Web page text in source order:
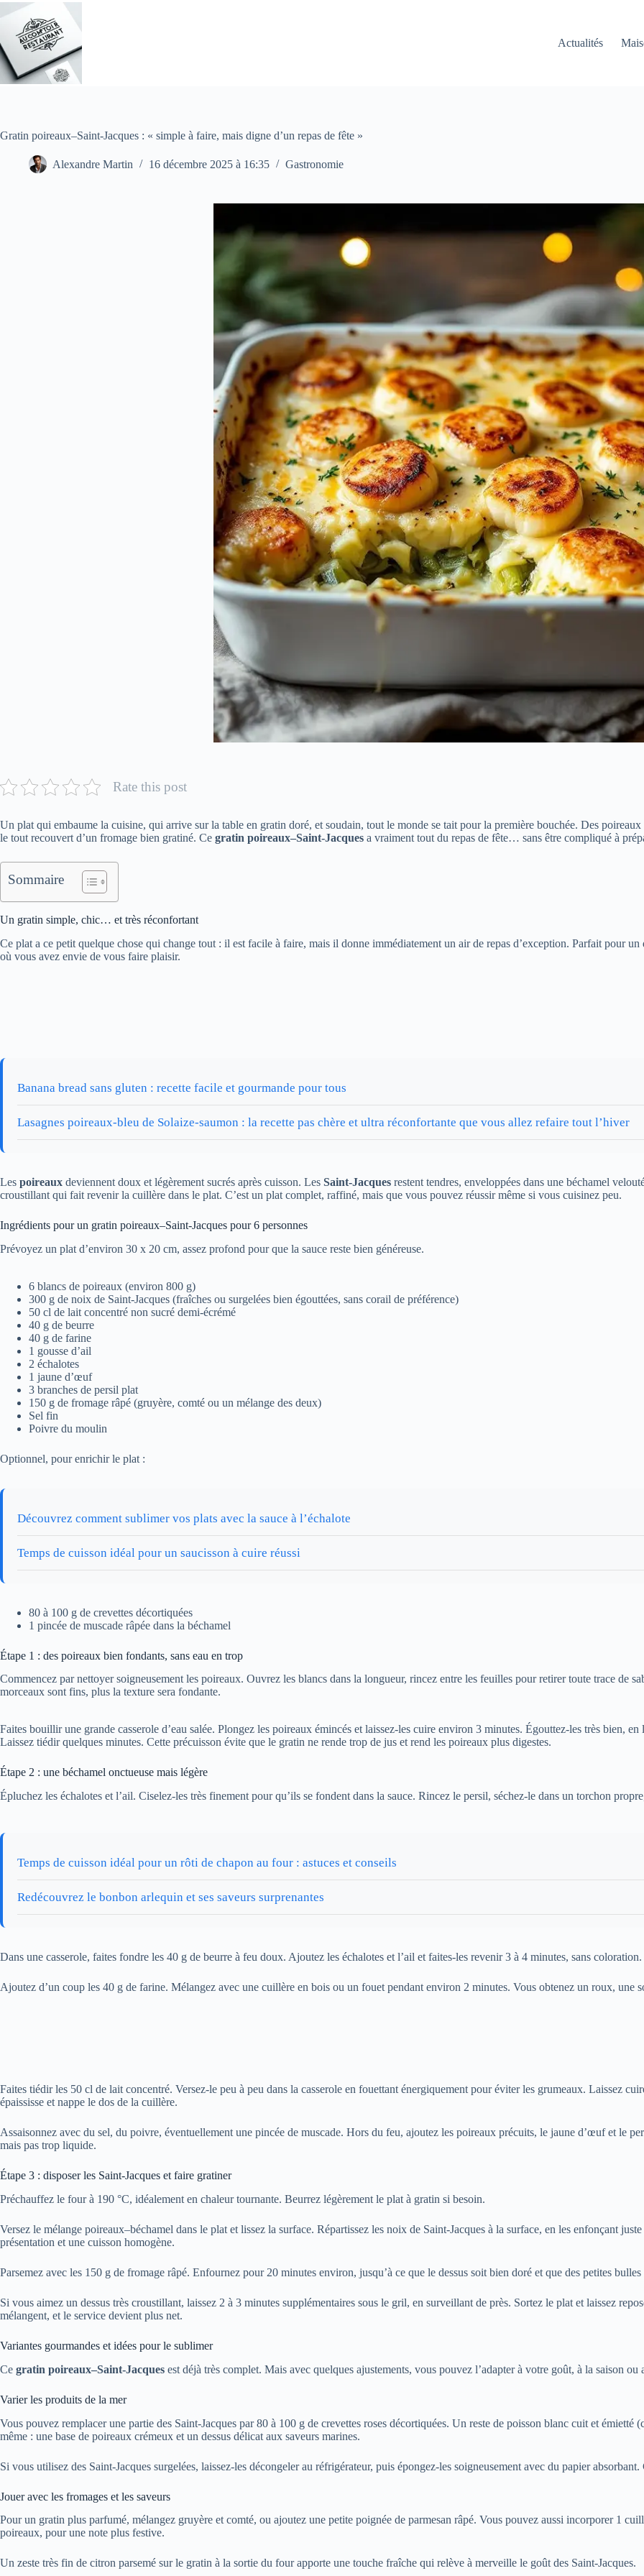
Passer
contenu
Actualités
Gratin poireaux–Saint-Jacques : « simple à faire, mais digne d’un repas de fête »
Alexandre Martin 16 décembre 2025 à 16:35 Gastronomie
Rate this post
Un plat qui embaume la cuisine, qui arrive sur la table en gratin doré, et soudain, tout le monde se tait pour la première bouchée. Des
le tout recouvert d’un fromage bien gratiné. Ce gratin poireaux–Saint-Jacques a vraiment tout du repas de fête… sans être compliqué à
Sommaire
Un gratin simple, chic… et très réconfortant
Ce plat a ce petit quelque chose qui change tout : il est facile à faire, mais il donne immédiatement un air de repas d’exception. Parfait pour
où vous avez envie de vous faire plaisir.
Banana bread sans gluten : recette facile et gourmande pour tous
Lasagnes poireaux-bleu de Solaize-saumon : la recette pas chère et ultra réconfortante que vous allez refaire tout l’hiver
Les poireaux deviennent doux et légèrement sucrés après cuisson. Les Saint-Jacques restent tendres, enveloppées dans une béchamel
croustillant qui fait revenir la cuillère dans le plat. C’est un plat complet, raffiné, mais que vous pouvez réussir même si vous cuisinez peu.
Ingrédients pour un gratin poireaux–Saint-Jacques pour 6 personnes
Prévoyez un plat d’environ 30 x 20 cm, assez profond pour que la sauce reste bien généreuse.
6 blancs de poireaux (environ 800 g)
300 g de noix de Saint-Jacques (fraîches ou surgelées bien égouttées, sans corail de préférence)
50 cl de lait concentré non sucré demi-écrémé
40 g de beurre
40 g de farine
1 gousse d’ail
2 échalotes
1 jaune d’œuf
3 branches de persil plat
150 g de fromage râpé (gruyère, comté ou un mélange des deux)
Sel fin
Poivre du moulin
Optionnel, pour enrichir le plat :
Découvrez comment sublimer vos plats avec la sauce à l’échalote
Temps de cuisson idéal pour un saucisson à cuire réussi
80 à 100 g de crevettes décortiquées
1 pincée de muscade râpée dans la béchamel
Étape 1 : des poireaux bien fondants, sans eau en trop
Commencez par nettoyer soigneusement les poireaux. Ouvrez les blancs dans la longueur, rincez entre les feuilles pour retirer toute trace de
morceaux sont fins, plus la texture sera fondante.
Faites bouillir une grande casserole d’eau salée. Plongez les poireaux émincés et laissez-les cuire environ 3 minutes. Égouttez-les très bien,
Laissez tiédir quelques minutes. Cette précuisson évite que le gratin ne rende trop de jus et rend les poireaux plus digestes.
Étape 2 : une béchamel onctueuse mais légère
Épluchez les échalotes et l’ail. Ciselez-les très finement pour qu’ils se fondent dans la sauce. Rincez le persil, séchez-le dans un torchon
Temps de cuisson idéal pour un rôti de chapon au four : astuces et conseils
Redécouvrez le bonbon arlequin et ses saveurs surprenantes
Dans une casserole, faites fondre les 40 g de beurre à feu doux. Ajoutez les échalotes et l’ail et faites-les revenir 3 à 4 minutes, sans
Ajoutez d’un coup les 40 g de farine. Mélangez avec une cuillère en bois ou un fouet pendant environ 2 minutes. Vous obtenez un roux, une
Faites tiédir les 50 cl de lait concentré. Versez-le peu à peu dans la casserole en fouettant énergiquement pour éviter les grumeaux. Laissez
épaississe et nappe le dos de la cuillère.
Assaisonnez avec du sel, du poivre, éventuellement une pincée de muscade. Hors du feu, ajoutez les poireaux précuits, le jaune d’œuf et le
mais pas trop liquide.
Étape 3 : disposer les Saint-Jacques et faire gratiner
Préchauffez le four à 190 °C, idéalement en chaleur tournante. Beurrez légèrement le plat à gratin si besoin.
Versez le mélange poireaux–béchamel dans le plat et lissez la surface. Répartissez les noix de Saint-Jacques à la surface, en les enfonçant
présentation et une cuisson homogène.
Parsemez avec les 150 g de fromage râpé. Enfournez pour 20 minutes environ, jusqu’à ce que le dessus soit bien doré et que des petites
Si vous aimez un dessus très croustillant, laissez 2 à 3 minutes supplémentaires sous le gril, en surveillant de près. Sortez le plat et laissez
mélangent, et le service devient plus net.
Variantes gourmandes et idées pour le sublimer
Ce gratin poireaux–Saint-Jacques est déjà très complet. Mais avec quelques ajustements, vous pouvez l’adapter à votre goût, à la saison
Varier les produits de la mer
Vous pouvez remplacer une partie des Saint-Jacques par 80 à 100 g de crevettes roses décortiquées. Un reste de poisson blanc cuit et
même : une base de poireaux crémeux et un dessus délicat aux saveurs marines.
Si vous utilisez des Saint-Jacques surgelées, laissez-les décongeler au réfrigérateur, puis épongez-les soigneusement avec du papier
Jouer avec les fromages et les saveurs
Pour un gratin plus parfumé, mélangez gruyère et comté, ou ajoutez une petite poignée de parmesan râpé. Vous pouvez aussi incorporer 1
poireaux, pour une note plus festive.
Un zeste très fin de citron parsemé sur le gratin à la sortie du four apporte une touche fraîche qui relève à merveille le goût des Saint-Jacques.